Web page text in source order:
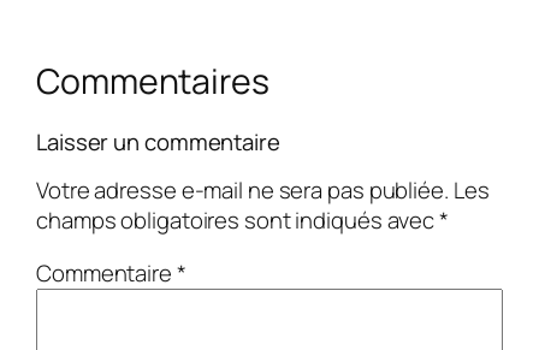
Commentaires
Laisser un commentaire
Votre adresse e-mail ne sera pas publiée. Les
champs obligatoires sont indiqués avec*
Commentaire*